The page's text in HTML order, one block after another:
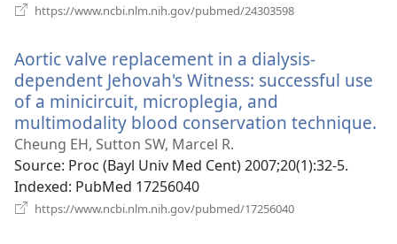
https://www.ncbi.nlm.nih.gov/pubmed/24303598
вікні)
Aortic valve replacement in a dialysis-
dependent Jehovah's Witness: successful use
of a minicircuit, microplegia, and
multimodality blood conservation technique.
Cheung EH, Sutton SW, Marcel R.
Source‎: Proc (Bayl Univ Med Cent) 2007;20(1):32-5.
Indexed‎: PubMed 17256040
https://www.ncbi.nlm.nih.gov/pubmed/17256040